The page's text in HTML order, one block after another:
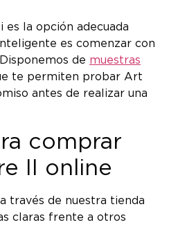
es la opción adecuada
es comenzar con
de muestras
te permiten probar Art
antes de realizar una
comprar
II online
través de nuestra tienda
claras frente a otros